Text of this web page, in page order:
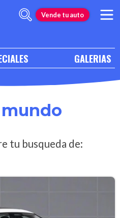
Vende tu auto
GALERIAS
tu busqueda de: